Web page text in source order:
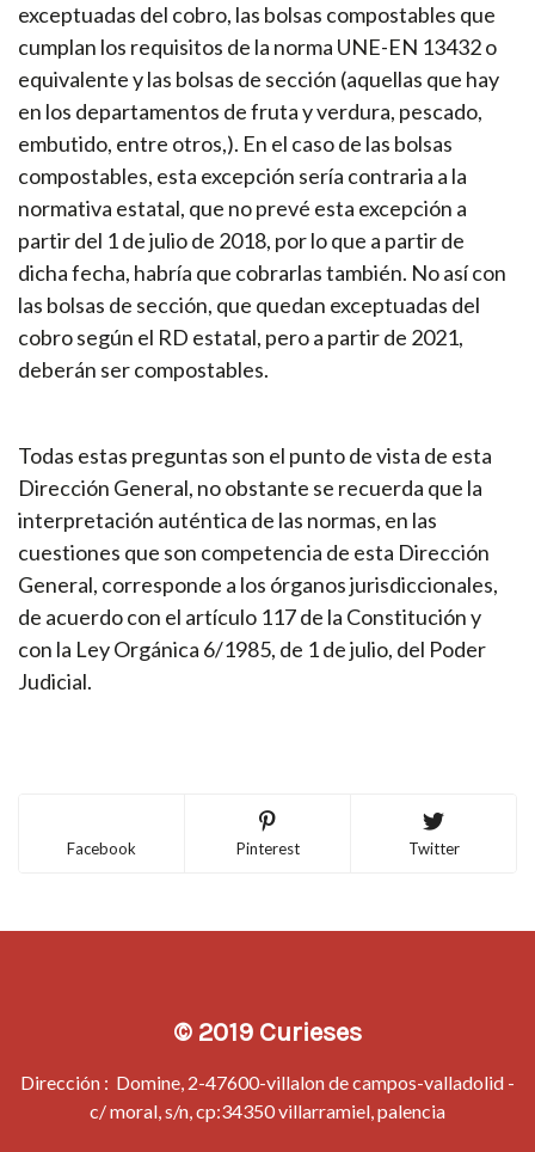
exceptuadas del cobro, las bolsas compostables que
cumplan los requisitos de la norma UNE-EN 13432 o
equivalente y las bolsas de sección (aquellas que hay
en los departamentos de fruta y verdura, pescado,
embutido, entre otros,). En el caso de las bolsas
compostables, esta excepción sería contraria a la
normativa estatal, que no prevé esta excepción a
partir del 1 de julio de 2018, por lo que a partir de
dicha fecha, habría que cobrarlas también. No así con
las bolsas de sección, que quedan exceptuadas del
cobro según el RD estatal, pero a partir de 2021,
deberán ser compostables.
Todas estas preguntas son el punto de vista de esta
Dirección General, no obstante se recuerda que la
interpretación auténtica de las normas, en las
cuestiones que son competencia de esta Dirección
General, corresponde a los órganos jurisdiccionales,
de acuerdo con el artículo 117 de la Constitución y
con la Ley Orgánica 6/1985, de 1 de julio, del Poder
Judicial.
Facebook Pinterest Twitter
© 2019 Curieses
Dirección : Domine, 2-47600-villalon de campos-valladolid -
c/ moral, s/n, cp:34350 villarramiel, palencia